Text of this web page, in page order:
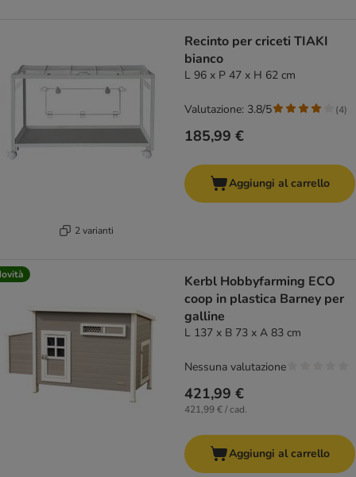
2 varianti
Recinto per criceti TIAKI
bianco
L 96 x P 47 x H 62 cm
185,99 €
Valutazione: 3.8/5 (4)
Aggiungi al carrello
Kerbl Hobbyfarming ECO
coop in plastica Barney per
galline
L 137 x B 73 x A 83 cm
421,99 €
421,99 € / cad.
Nessuna valutazione
Aggiungi al carrello